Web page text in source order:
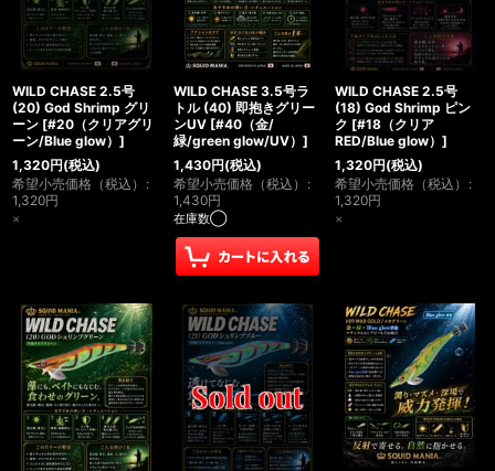
WILD CHASE 2.5号
(20) God Shrimp グリ
ーン [#20（クリアグリ
ーン/Blue glow） ]
1,320円(税込)
希望小売価格（税込） :
1,320円
×
WILD CHASE 3.5号ラ
トル (40) 即抱きグリー
ンUV [#40（金/
緑/green glow/UV） ]
1,430円(税込)
希望小売価格（税込） :
1,430円
在庫数◯
WILD CHASE 2.5号
(18) God Shrimp ピン
ク [#18（クリア
RED/Blue glow） ]
1,320円(税込)
希望小売価格（税込） :
1,320円
×